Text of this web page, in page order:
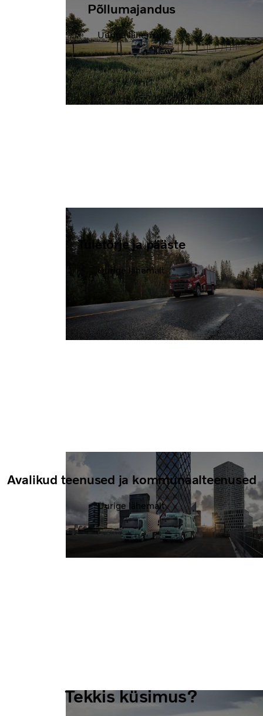
Põllumajandus
Uurige lähemalt
Tuletõrje ja pääste
Uurige lähemalt
Avalikud teenused ja kommunaalteenused
Uurige lähemalt
Tekkis küsimus?